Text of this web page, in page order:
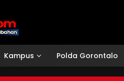
Kampus Polda Gorontalo